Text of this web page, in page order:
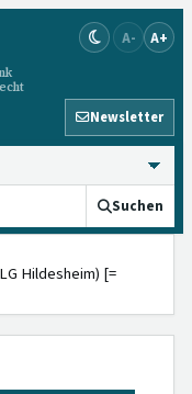
A- A+
Newsletter
Suchen
Hildesheim) [=